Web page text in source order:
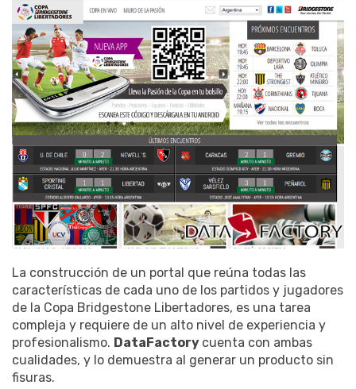
La construcción de un portal que reúna todas las
características de cada uno de los partidos y jugadores
de la Copa Bridgestone Libertadores, es una tarea
compleja y requiere de un alto nivel de experiencia y
profesionalismo. DataFactory cuenta con ambas
cualidades, y lo demuestra al generar un producto sin
fisuras.